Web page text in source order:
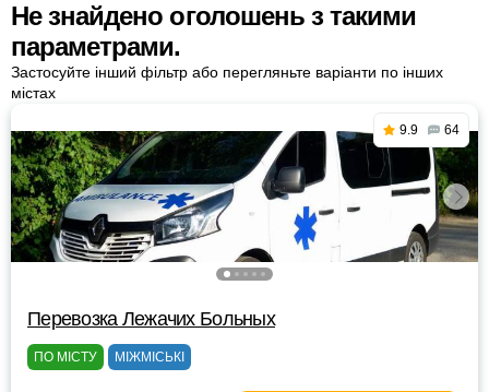
Не знайдено оголошень з такими
параметрами.
Застосуйте інший фільтр або перегляньте варіанти по інших
містах
9.9 64
Перевозка Лежачих Больных
ПО МІСТУ МІЖМІСЬКІ